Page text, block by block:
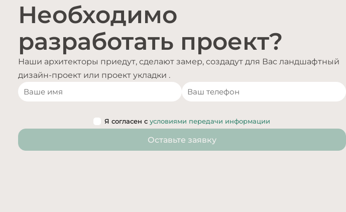
Необходимо
разработать проект?
Наши архитекторы приедут, сделают замер, создадут для Вас ландшафтный
дизайн-проект или проект укладки .
Я согласен сусловиями передачи информации
Оставьте заявку